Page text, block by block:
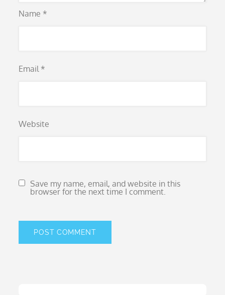
Name *
Email *
Website
Save my name, email, and website in this
browser for the next time I comment.